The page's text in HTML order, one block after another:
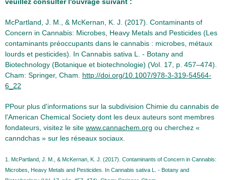
McPartland, J. M., & McKernan, K. J. (2017). Contaminants of
Concern in Cannabis: Microbes, Heavy Metals and Pesticides (Les
contaminants préoccupants dans le cannabis : microbes, métaux
lourds et pesticides). In Cannabis sativa L. - Botany and
Biotechnology (Botanique et biotechnologie) (Vol. 17, p. 457–474).
Cham: Springer, Cham. http://doi.org/10.1007/978-3-319-54564-
6_22
PPour plus d'informations sur la subdivision Chimie du cannabis de
l'American Chemical Society dont les deux auteurs sont membres
fondateurs, visitez le site www.cannachem.org ou cherchez «
canndchas » sur les réseaux sociaux.
1. McPartland, J. M., & McKernan, K. J. (2017). Contaminants of Concern in Cannabis:
Microbes, Heavy Metals and Pesticides. In Cannabis sativa L. - Botany and